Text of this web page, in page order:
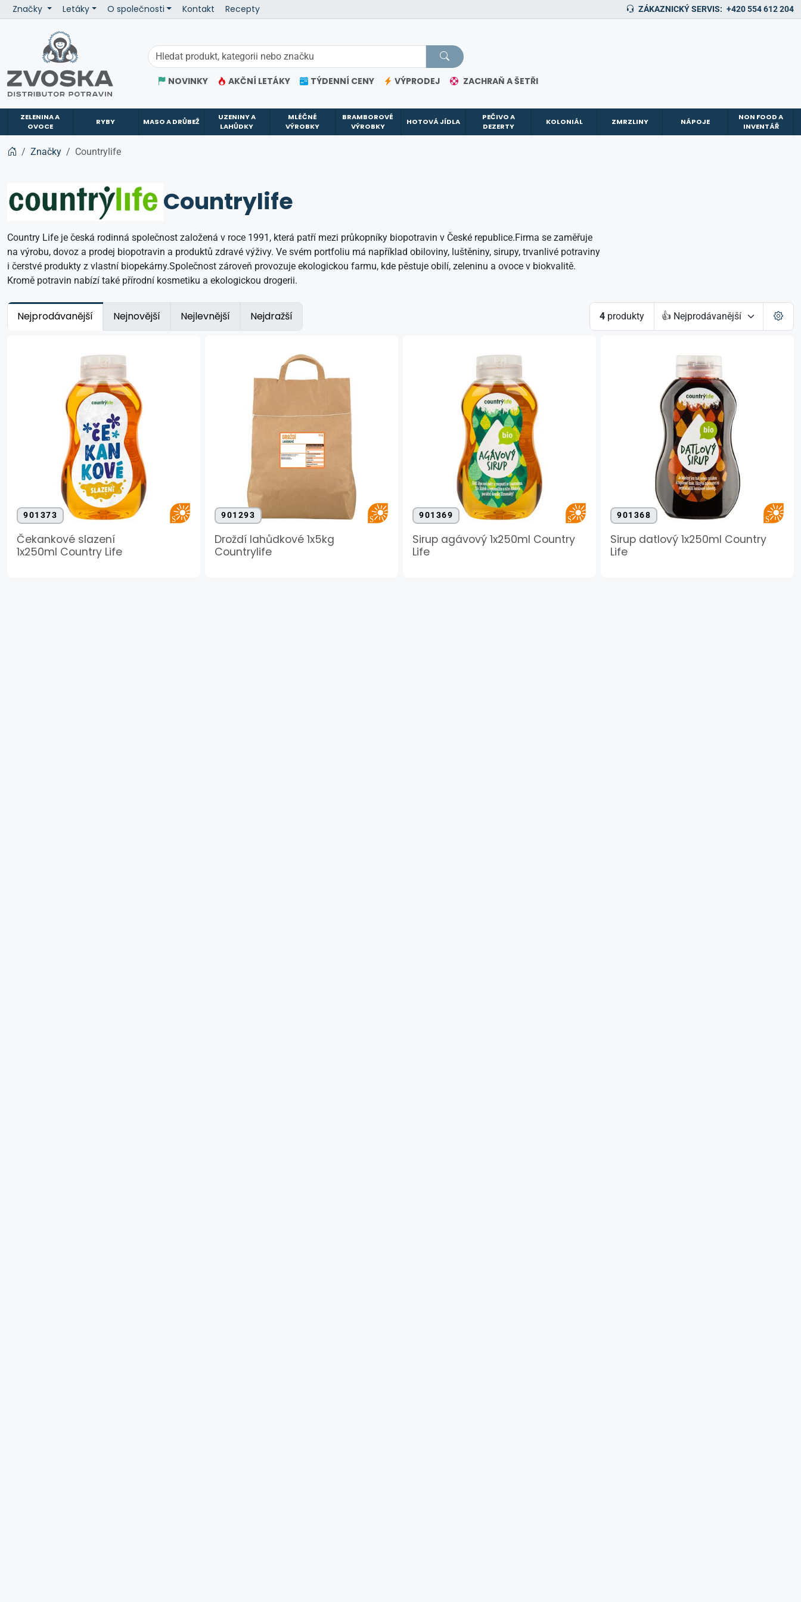
Značky Letáky O společnosti Kontakt Recepty ZÁKAZNICKÝ SERVIS: +420 554 612 204
NOVINKY AKČNÍ LETÁKY TÝDENNÍ CENY VÝPRODEJ ZACHRAŇ A ŠETŘI
ZELENINA A
OVOCE
RYBY MASO A DRŮBEŽ
UZENINY A
LAHŮDKY
MLÉČNÉ
VÝROBKY
BRAMBOROVÉ
VÝROBKY
HOTOVÁ JÍDLA
PEČIVO A
DEZERTY
KOLONIÁL ZMRZLINY NÁPOJE
NON FOOD A
INVENTÁŘ
Značky Countrylife
Countrylife
Country Life je česká rodinná společnost založená v roce 1991, která patří mezi průkopníky biopotravin v České republice.Firma se zaměřuje
na výrobu, dovoz a prodej biopotravin a produktů zdravé výživy. Ve svém portfoliu má například obiloviny, luštěniny, sirupy, trvanlivé potraviny
i čerstvé produkty z vlastní biopekárny.Společnost zároveň provozuje ekologickou farmu, kde pěstuje obilí, zeleninu a ovoce v biokvalitě.
Kromě potravin nabízí také přírodní kosmetiku a ekologickou drogerii.
Nejprodávanější Nejnovější Nejlevnější Nejdražší 4 produkty
901373
Čekankové slazení
1x250ml Country Life
901293
Droždí lahůdkové 1x5kg
Countrylife
901369
Sirup agávový 1x250ml Country
Life
901368
Sirup datlový 1x250ml Country
Life